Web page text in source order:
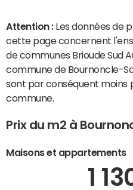
Attention : Les données de
cette page concernent
de communes Brioude Sud
commune de Bournoncle-
sont par conséquent moins
commune.
Prix du m2 à
Maisons et appartements
1